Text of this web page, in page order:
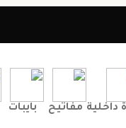
داخلية مفاتيح بايبات